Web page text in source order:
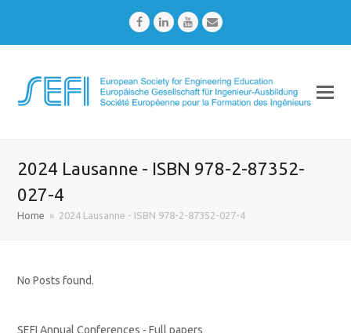
FacebookLinkedInYoutubeEmail
2024 Lausanne - ISBN 978-2-87352-
027-4
Home » 2024 Lausanne - ISBN 978-2-87352-027-4
No Posts found.
SEFI Annual Conferences - Full papers